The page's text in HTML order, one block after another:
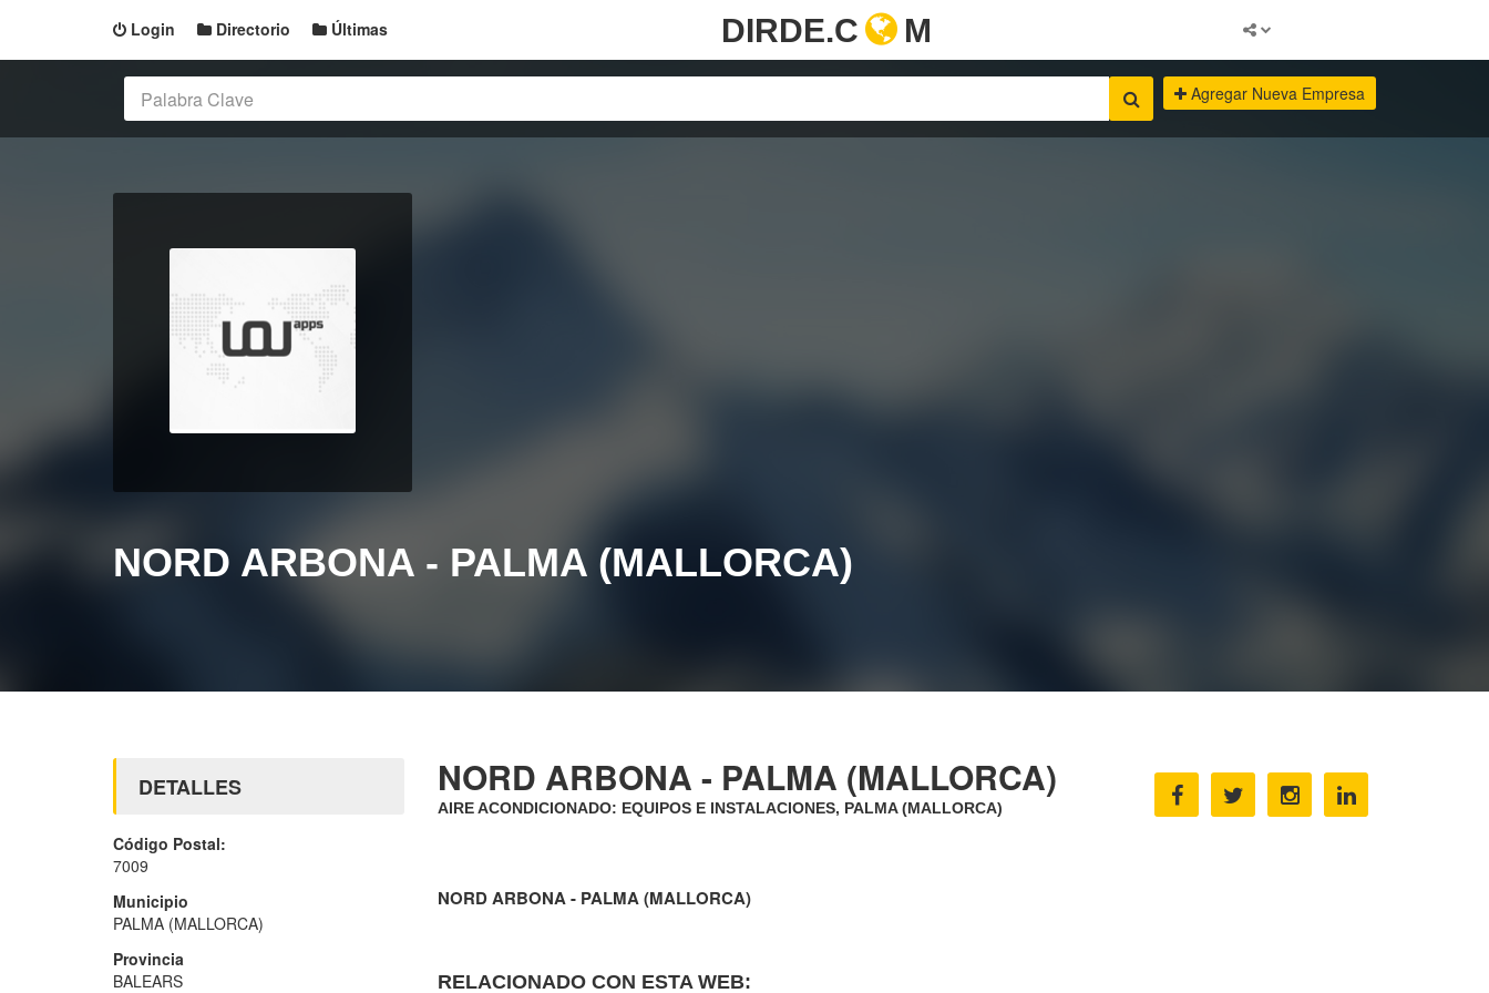
Login Directorio Últimas DIRDE.C M
Agregar Nueva Empresa
NORD ARBONA - PALMA (MALLORCA)
NORD ARBONA - PALMA (MALLORCA)
AIRE ACONDICIONADO: EQUIPOS E INSTALACIONES, PALMA (MALLORCA)
NORD ARBONA - PALMA (MALLORCA)
RELACIONADO CON ESTA WEB:
DETALLES
Código Postal:
7009
Municipio
PALMA (MALLORCA)
Provincia
BALEARS